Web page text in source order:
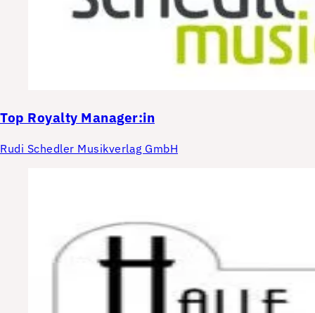
Top Royalty Manager:in
Rudi Schedler Musikverlag GmbH